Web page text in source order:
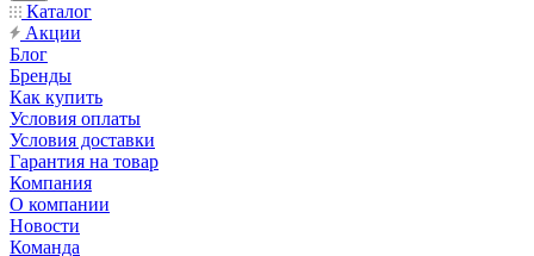
Каталог
Акции
Блог
Бренды
Как купить
Условия оплаты
Условия доставки
Гарантия на товар
Компания
О компании
Новости
Команда